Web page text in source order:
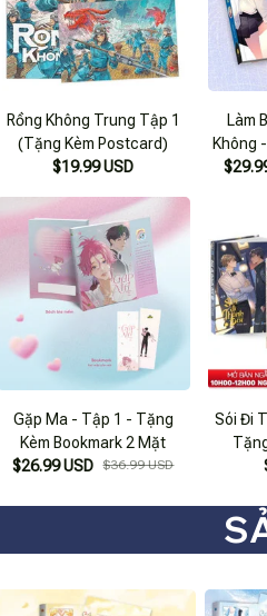
Rồng Không Trung Tập 1
(Tặng Kèm Postcard)
$19.99 USD
Làm
Không
Gặp Ma - Tập 1 - Tặng
Kèm Bookmark 2 Mặt
$26.99 USD
$36.99 USD
Sói Đi